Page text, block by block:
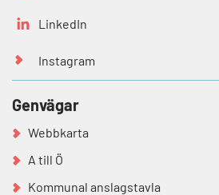
LinkedIn
Instagram
Genvägar
Webbkarta
A till Ö
Kommunal anslagstavla